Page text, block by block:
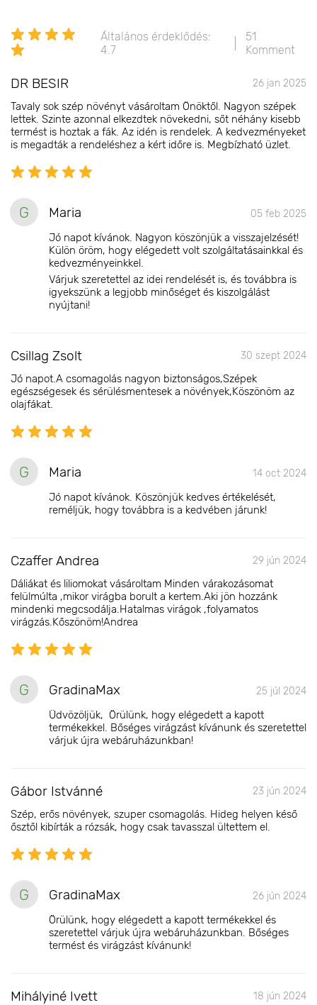
Általános érdeklődés:
4.7
51
Komment
DR BESIR 26 jan 2025
Tavaly sok szép növényt vásároltam Önöktől. Nagyon szépek
lettek. Szinte azonnal elkezdtek növekedni, sőt néhány kisebb
termést is hoztak a fák. Az idén is rendelek. A kedvezményeket
is megadták a rendeléshez a kért időre is. Megbízható üzlet.
G Maria 05 feb 2025
Jó napot kívánok. Nagyon köszönjük a visszajelzését!
Külön öröm, hogy elégedett volt szolgáltatásainkkal és
kedvezményeinkkel.
Várjuk szeretettel az idei rendelését is, és továbbra is
igyekszünk a legjobb minőséget és kiszolgálást
nyújtani!
Csillag Zsolt 30 szept 2024
Jó napot.A csomagolás nagyon biztonságos,Szépek
egészségesek és sérülésmentesek a növények,Köszönöm az
olajfákat.
G Maria 14 oct 2024
Jó napot kívánok. Köszönjük kedves értékelését,
reméljük, hogy továbbra is a kedvében járunk!
Czaffer Andrea 29 jún 2024
Dáliákat és liliomokat vásároltam Minden várakozásomat
felülmúlta ,mikor virágba borult a kertem.Aki jön hozzánk
mindenki megcsodálja.Hatalmas virágok ,folyamatos
virágzás.Kőszönöm!Andrea
G GradinaMax 25 júl 2024
Üdvözöljük, Örülünk, hogy elégedett a kapott
termékekkel. Bőséges virágzást kívánunk és szeretettel
várjuk újra webáruházunkban!
Gábor Istvánné 23 jún 2024
Szép, erős növények, szuper csomagolás. Hideg helyen késő
ősztől kibírták a rózsák, hogy csak tavasszal ültettem el.
G GradinaMax 26 jún 2024
Örülünk, hogy elégedett a kapott termékekkel és
szeretettel várjuk újra webáruházunkban. Bőséges
termést és virágzást kívánunk!
Mihályiné Ivett 18 jún 2024